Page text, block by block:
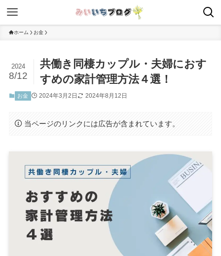
ホーム お金
共働き同棲カップル・夫婦におす
すめの家計管理方法４選！
2024
8/12
お金 2024年3月2日 2024年8月12日
当ページのリンクには広告が含まれています。